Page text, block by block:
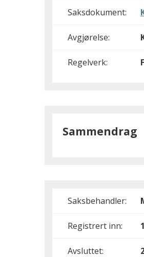
Saksdokument:
Avgjørelse:
Regelverk:
Sammendrag
Saksbehandler:
Registrert inn:
Avsluttet: